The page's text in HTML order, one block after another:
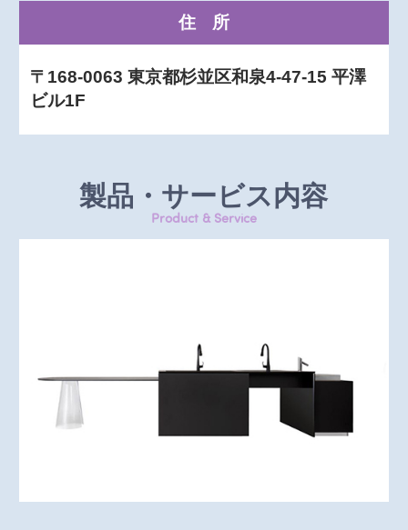
住所
〒168-0063 東京都杉並区和泉4-47-15 平澤
ビル1F
製品・サービス内容
Product & Service